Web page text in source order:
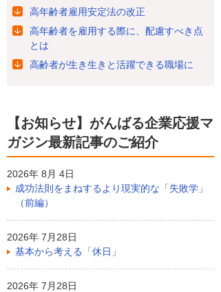
高年齢者雇用安定法の改正
高年齢者を雇用する際に、配慮すべき点
とは
高齢者が生き生きと活躍できる職場に
【お知らせ】がんばる企業応援マ
ガジン最新記事のご紹介
2026年 8月 4日
成功法則をまねするより現実的な「失敗学」
（前編）
2026年 7月28日
基本から考える「休日」
2026年 7月28日